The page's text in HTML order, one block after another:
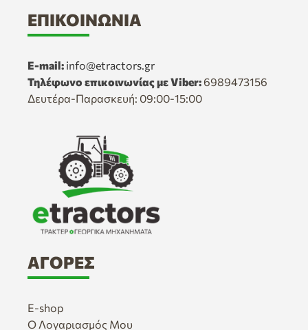
ΕΠΙΚΟΙΝΩΝΊΑ
E-mail: info@etractors.gr
Τηλέφωνο επικοινωνίας με Viber: 6989473156
Δευτέρα-Παρασκευή: 09:00-15:00
ΑΓΟΡΈΣ
E-shop
Ο Λογαριασμός Μου